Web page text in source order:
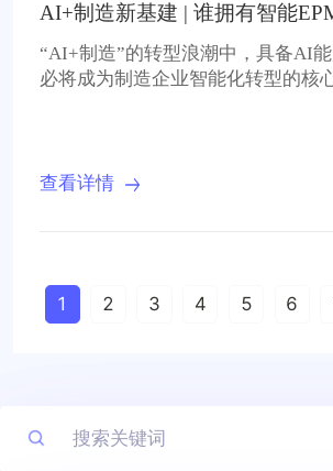
AI+制造新基建 | 谁拥有智能
决策先机
“AI+制造”的转型浪潮中，具备AI
必将成为制造企业智能化转型的核
查看详情
1 2 3 4 5 6